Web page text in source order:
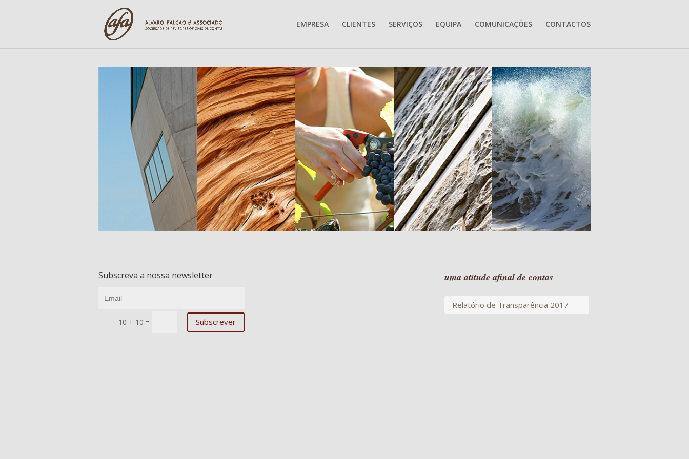
EMPRESA CLIENTES SERVIÇOS EQUIPA COMUNICAÇÕES CONTACTOS
Subscreva a nossa newsletter
10 + 10 = Subscrever
uma atitude afinal de contas
Relatório de Transparência 2017